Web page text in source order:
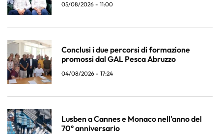
05/08/2026 - 11:00
Conclusi i due percorsi di formazione
promossi dal GAL Pesca Abruzzo
04/08/2026 - 17:24
Lusben a Cannes e Monaco nell'anno del
70° anniversario